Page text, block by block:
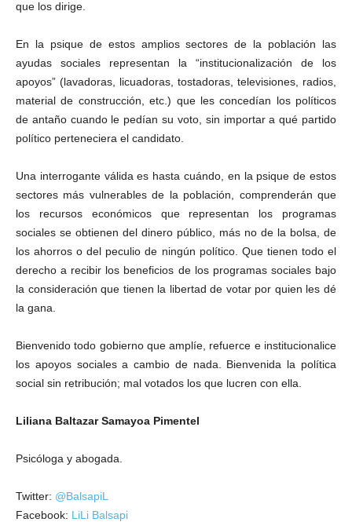
que los dirige.
En la psique de estos amplios sectores de la población las
ayudas sociales representan la “institucionalización de los
apoyos” (lavadoras, licuadoras, tostadoras, televisiones, radios,
material de construcción, etc.) que les concedían los políticos
de antaño cuando le pedían su voto, sin importar a qué partido
político perteneciera el candidato.
Una interrogante válida es hasta cuándo, en la psique de estos
sectores más vulnerables de la población, comprenderán que
los recursos económicos que representan los programas
sociales se obtienen del dinero público, más no de la bolsa, de
los ahorros o del peculio de ningún político. Que tienen todo el
derecho a recibir los beneficios de los programas sociales bajo
la consideración que tienen la libertad de votar por quien les dé
la gana.
Bienvenido todo gobierno que amplíe, refuerce e institucionalice
los apoyos sociales a cambio de nada. Bienvenida la política
social sin retribución; mal votados los que lucren con ella.
Liliana Baltazar Samayoa Pimentel
Psicóloga y abogada.
Twitter: @BalsapiL
Facebook: LiLi Balsapi